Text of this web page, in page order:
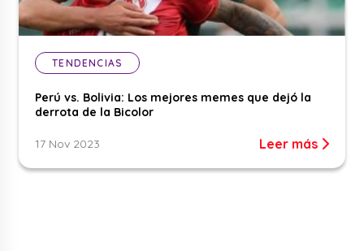
TENDENCIAS
Perú vs. Bolivia: Los mejores memes que dejó la
derrota de la Bicolor
17 Nov 2023 Leer más